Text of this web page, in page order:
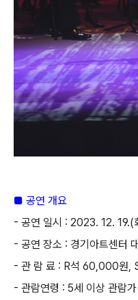
■ 공연 개요
- 공연 일시 : 2023. 12. 19.(
- 공연 장소 : 경기아트센터
- 관 람 료 : R석 60,000원,
- 관람연령 : 5세 이상 관람가